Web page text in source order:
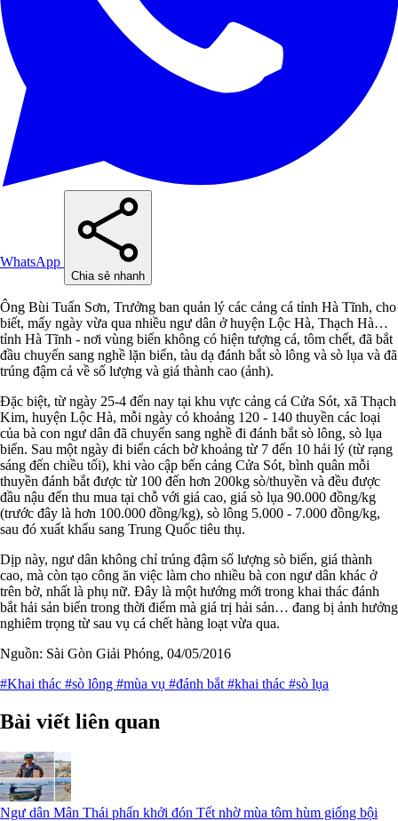
WhatsApp
Chia sẻ nhanh
Ông Bùi Tuấn Sơn, Trưởng ban quản lý các cảng cá tỉnh Hà Tĩnh, cho
biết, mấy ngày vừa qua nhiều ngư dân ở huyện Lộc Hà, Thạch Hà…
tỉnh Hà Tĩnh - nơi vùng biển không có hiện tượng cá, tôm chết, đã bắt
đầu chuyển sang nghề lặn biển, tàu dạ đánh bắt sò lông và sò lụa và đã
trúng đậm cả về số lượng và giá thành cao (ảnh).
Đặc biệt, từ ngày 25-4 đến nay tại khu vực cảng cá Cửa Sót, xã Thạch
Kim, huyện Lộc Hà, mỗi ngày có khoảng 120 - 140 thuyền các loại
của bà con ngư dân đã chuyển sang nghề đi đánh bắt sò lông, sò lụa
biển. Sau một ngày đi biển cách bờ khoảng từ 7 đến 10 hải lý (từ rạng
sáng đến chiều tối), khi vào cập bến cảng Cửa Sót, bình quân mỗi
thuyền đánh bắt được từ 100 đến hơn 200kg sò/thuyền và đều được
đầu nậu đến thu mua tại chỗ với giá cao, giá sò lụa 90.000 đồng/kg
(trước đây là hơn 100.000 đồng/kg), sò lông 5.000 - 7.000 đồng/kg,
sau đó xuất khẩu sang Trung Quốc tiêu thụ.
Dịp này, ngư dân không chỉ trúng đậm số lượng sò biển, giá thành
cao, mà còn tạo công ăn việc làm cho nhiều bà con ngư dân khác ở
trên bờ, nhất là phụ nữ. Đây là một hướng mới trong khai thác đánh
bắt hải sản biển trong thời điểm mà giá trị hải sản… đang bị ảnh hưởng
nghiêm trọng từ sau vụ cá chết hàng loạt vừa qua.
Nguồn: Sài Gòn Giải Phóng, 04/05/2016
#Khai thác #sò lông #mùa vụ #đánh bắt #khai thác #sò lụa
Bài viết liên quan
Ngư dân Mân Thái phấn khởi đón Tết nhờ mùa tôm hùm giống bội